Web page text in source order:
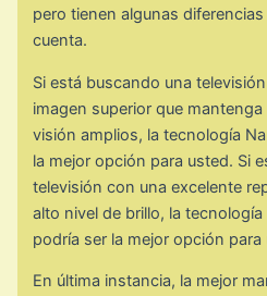
pero tienen algunas
cuenta.
Si está buscando una
imagen superior que
visión amplios, la tecnología
la mejor opción para usted. Si
televisión con una excelente
alto nivel de brillo, la tecnología
podría ser la mejor opción para
En última instancia, la mejor